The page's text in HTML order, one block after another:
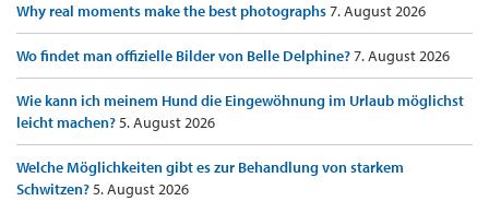
Why real moments make the best photographs7. August 2026
Wo findet man offizielle Bilder von Belle Delphine?7. August 2026
Wie kann ich meinem Hund die Eingewöhnung im Urlaub möglichst
leicht machen?5. August 2026
Welche Möglichkeiten gibt es zur Behandlung von starkem
Schwitzen?5. August 2026